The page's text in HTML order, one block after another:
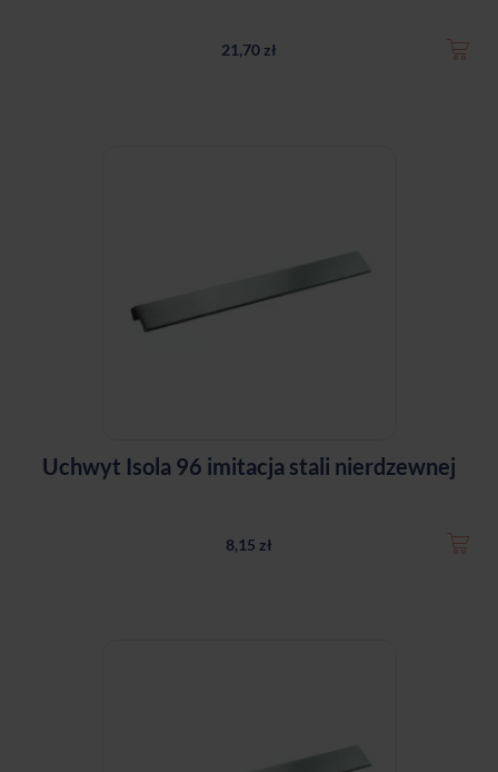
21,70 zł
Uchwyt Isola 96 imitacja stali nierdzewnej
8,15 zł